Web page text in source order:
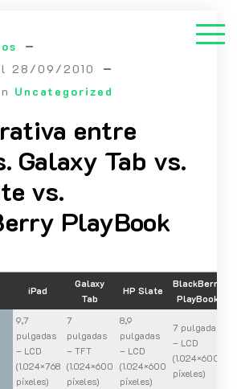
28/09/2010
Uncategorized
entre
Galaxy Tab vs.
vs.
PlayBook
iPad
Galaxy
Tab
HP Slate
BlackBerry
PlayBook
9,7
pulgadas
– LCD
(1.024×768
píxeles)
7
pulgadas
– TFT
(1.024×600
píxeles)
8,9
pulgadas
– LCD
(1.024×600
píxeles)
7 pulgadas
– LCD
(1.024×600
píxeles)